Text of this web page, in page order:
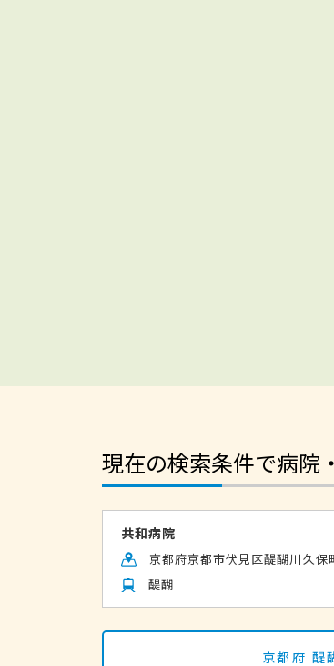
現在の検索条件で病院
共和病院
京都府京都市伏見区醍醐川久保
醍醐
京都府 醍